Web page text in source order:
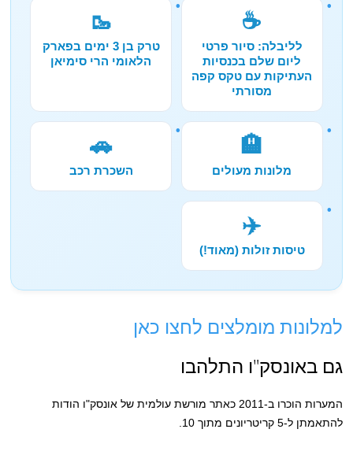
☕
לליבלה: סיור פרטי
ליום שלם בכנסיות
העתיקות עם טקס קפה
מסורתי
🥾
טרק בן 3 ימים בפארק
הלאומי הרי סימיאן
🏨
מלונות מעולים
🚗
השכרת רכב
✈️
טיסות זולות (מאוד!)
למלונות מומלצים לחצו כאן
גם באונסק"ו התלהבו
המערות הוכרו ב-2011 כאתר מורשת עולמית של אונסק"ו הודות
להתאמתן ל-5 קריטריונים מתוך 10.